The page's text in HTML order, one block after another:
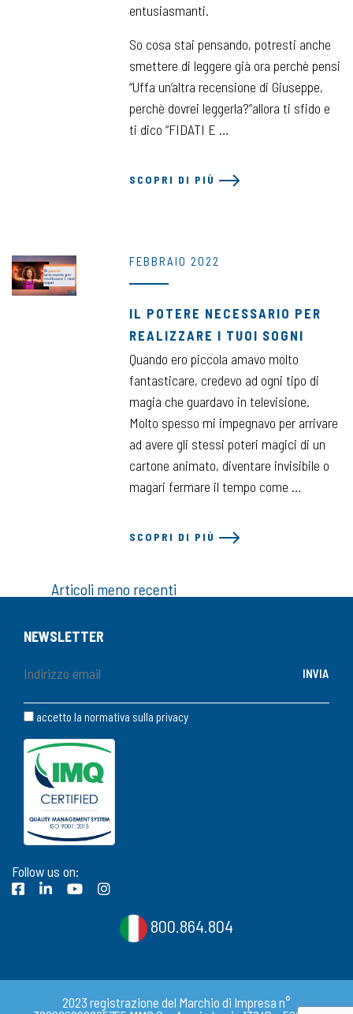
entusiasmanti.
So cosa stai pensando, potresti anche
smettere di leggere già ora perchè pensi
“Uffa un’altra recensione di Giuseppe,
perchè dovrei leggerla?”allora ti sfido e
ti dico “FIDATI E …
SCOPRI DI PIÙ
FEBBRAIO 2022
IL POTERE NECESSARIO PER
REALIZZARE I TUOI SOGNI
Quando ero piccola amavo molto
fantasticare, credevo ad ogni tipo di
magia che guardavo in televisione.
Molto spesso mi impegnavo per arrivare
ad avere gli stessi poteri magici di un
cartone animato, diventare invisibile o
magari fermare il tempo come …
SCOPRI DI PIÙ
Navigazione
articoli
Articoli meno recenti
NEWSLETTER
accetto la normativa sulla privacy
Follow us on:
800.864.804
2023 registrazione del Marchio di Impresa n°